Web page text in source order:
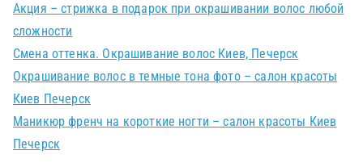
Акция – стрижка в подарок при окрашивании волос любой
сложности
Смена оттенка. Окрашивание волос Киев, Печерск
Окрашивание волос в темные тона фото – салон красоты
Киев Печерск
Маникюр френч на короткие ногти – салон красоты Киев
Печерск